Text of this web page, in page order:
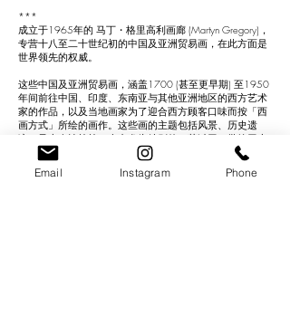
***
成立于1965年的 马丁・格里高利画廊 (Martyn Gregory)，
专营十八至二十世纪初的中国及亚洲贸易画，在此方面是
世界领先的权威。
这些中国及亚洲贸易画，涵盖1700 (甚至更早期) 至1950
年间前往中国、印度、东南亚与其他亚洲地区的西方艺术
家的作品，以及当地画家为了迎合西方顾客口味而按「西
画方式」所绘的画作。这些画的主题包括风景、历史遗
迹、风土人情等等。当中尤为特别的，莫过于一批绘于十
八、十九世纪，当清政府特许广州为唯一对外通商港口的
日子，它们见证了中国与西方之间一段重要的交流及贸易
史，称「中国外销画」。
Email Instagram Phone